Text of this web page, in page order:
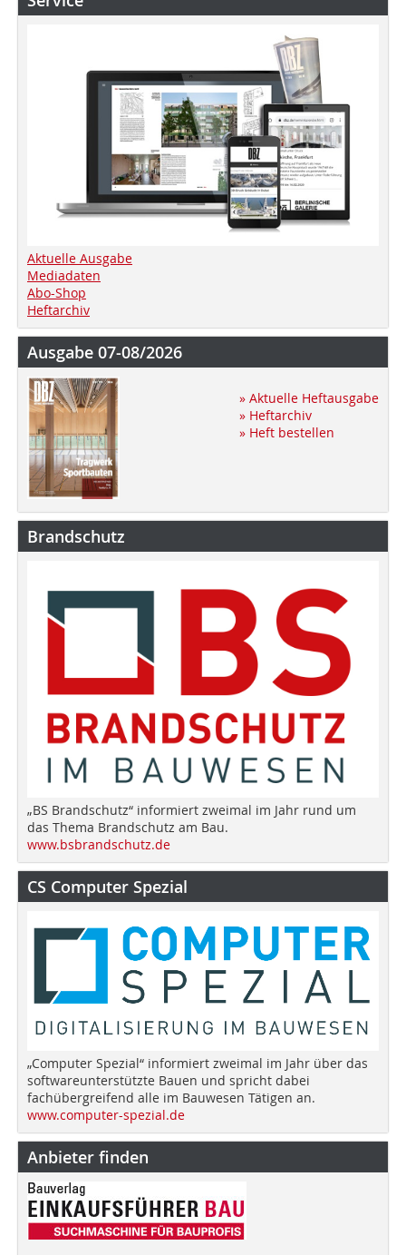
Aktuelle Ausgabe
Mediadaten
Abo-Shop
Heftarchiv
Ausgabe 07-08/2026
» Aktuelle Heftausgabe
» Heftarchiv
» Heft bestellen
Brandschutz
„BS Brandschutz“ informiert zweimal im Jahr rund um
das Thema Brandschutz am Bau.
www.bsbrandschutz.de
CS Computer Spezial
„Computer Spezial“ informiert zweimal im Jahr über das
softwareunterstützte Bauen und spricht dabei
fachübergreifend alle im Bauwesen Tätigen an.
www.computer-spezial.de
Anbieter finden